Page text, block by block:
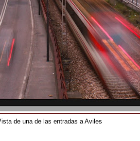
de una de las entradas a Aviles